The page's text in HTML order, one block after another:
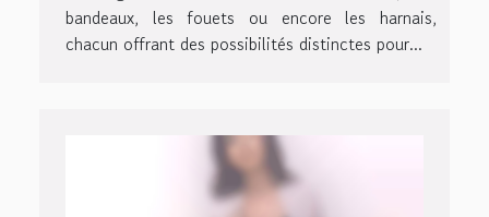
bandeaux, les fouets ou encore les harnais,
chacun offrant des possibilités distinctes pour...